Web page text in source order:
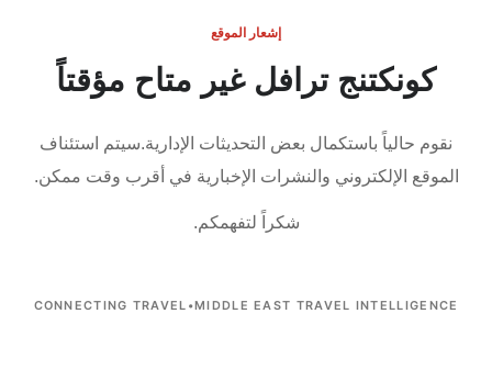
إشعار الموقع
كونكتنج ترافل غير متاح مؤقتاً
نقوم حالياً باستكمال بعض التحديثات الإدارية.سيتم استئناف
الموقع الإلكتروني والنشرات الإخبارية في أقرب وقت ممكن.
شكراً لتفهمكم.
CONNECTING TRAVEL •MIDDLE EAST TRAVEL INTELLIGENCE